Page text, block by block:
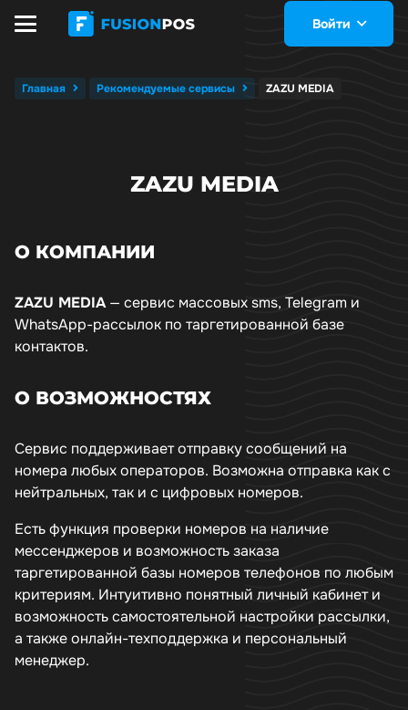
Войти
Главная Рекомендуемые сервисы ZAZU MEDIA
ZAZU MEDIA
О КОМПАНИИ
ZAZU MEDIA— сервис массовых sms, Telegram и
WhatsApp-рассылок по таргетированной базе
контактов.
О ВОЗМОЖНОСТЯХ
Сервис поддерживает отправку сообщений на
номера любых операторов. Возможна отправка как с
нейтральных, так и с цифровых номеров.
Есть функция проверки номеров на наличие
мессенджеров и возможность заказа
таргетированной базы номеров телефонов по любым
критериям. Интуитивно понятный личный кабинет и
возможность самостоятельной настройки рассылки,
а также онлайн-техподдержка и персональный
менеджер.